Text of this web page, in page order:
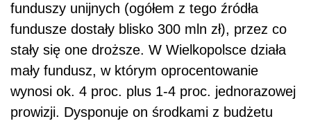
funduszy unijnych (ogółem z tego źródła
fundusze dostały blisko 300 mln zł), przez co
stały się one droższe. W Wielkopolsce działa
mały fundusz, w którym oprocentowanie
wynosi ok. 4 proc. plus 1-4 proc. jednorazowej
prowizji. Dysponuje on środkami z budżetu